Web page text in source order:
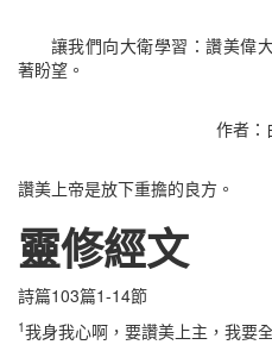
讓我們向大衛學習：讚美偉
著盼望。
作者：
讚美上帝是放下重擔的良方。
靈修經文
詩篇103篇1-14節
1我身我心啊，要讚美上主，我要